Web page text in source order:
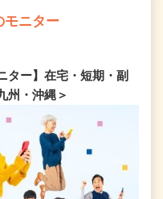
モニター
ター】在宅・短期・副
州・沖縄＞